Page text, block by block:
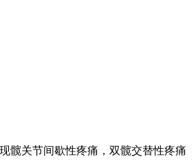
髋关节间歇性疼痛，双髋交替性疼痛